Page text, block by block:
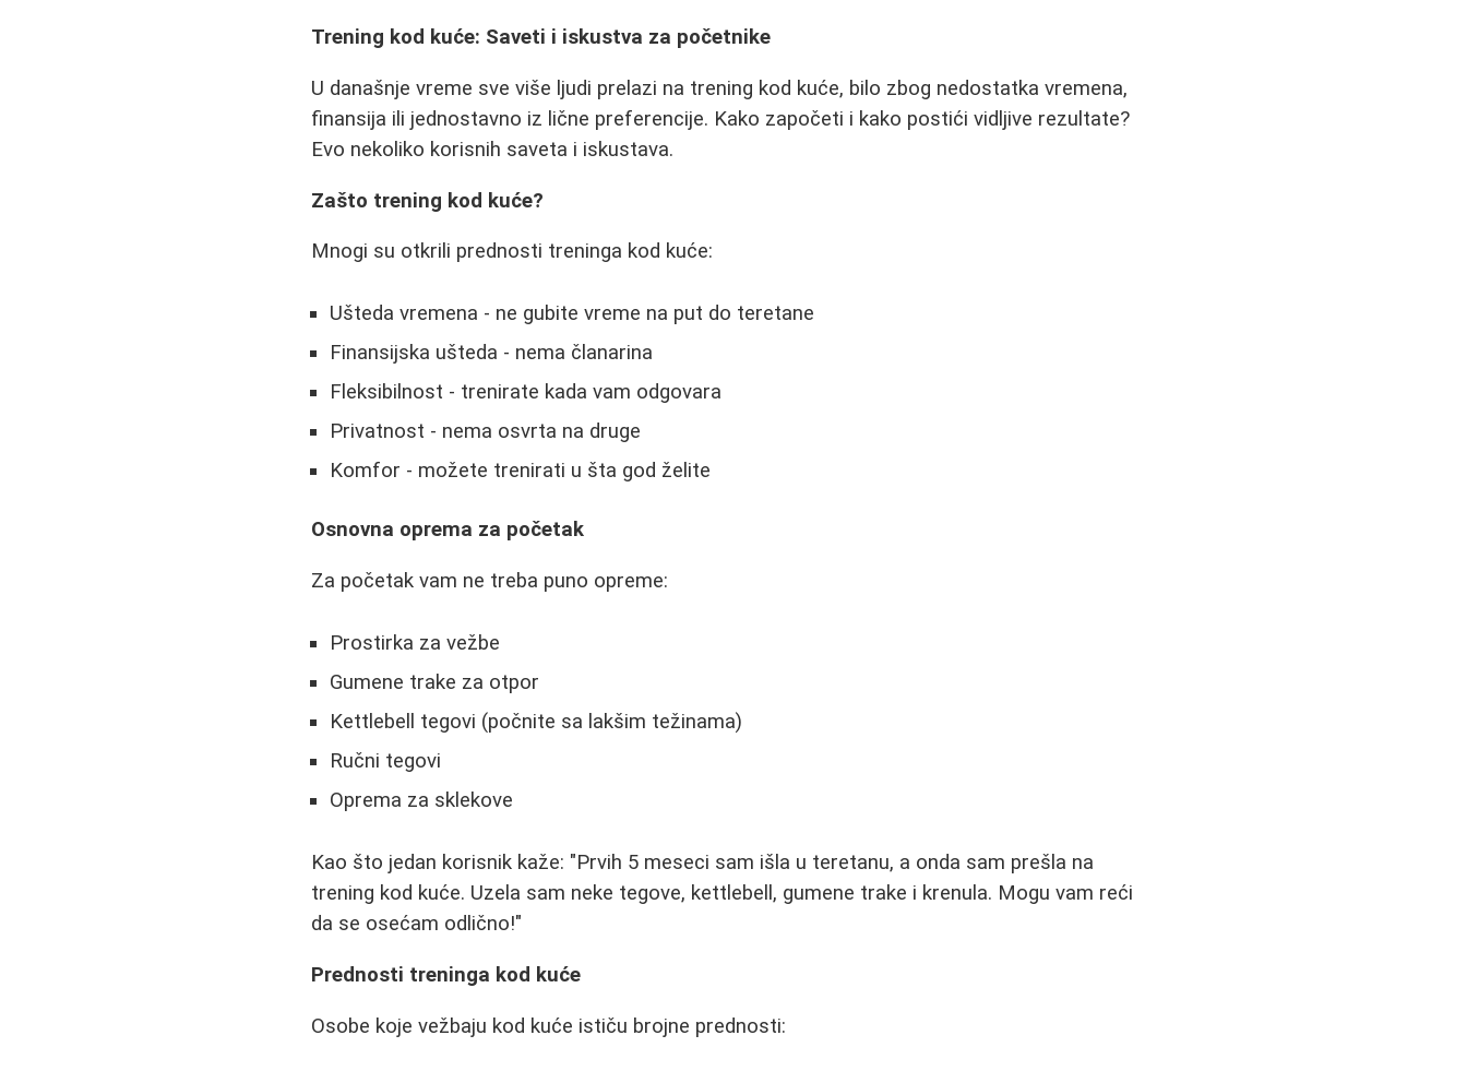
Trening kod kuće: Saveti i iskustva za početnike
U današnje vreme sve više ljudi prelazi na trening kod kuće, bilo zbog nedostatka vremena,
finansija ili jednostavno iz lične preferencije. Kako započeti i kako postići vidljive rezultate?
Evo nekoliko korisnih saveta i iskustava.
Zašto trening kod kuće?
Mnogi su otkrili prednosti treninga kod kuće:
Ušteda vremena - ne gubite vreme na put do teretane
Finansijska ušteda - nema članarina
Fleksibilnost - trenirate kada vam odgovara
Privatnost - nema osvrta na druge
Komfor - možete trenirati u šta god želite
Osnovna oprema za početak
Za početak vam ne treba puno opreme:
Prostirka za vežbe
Gumene trake za otpor
Kettlebell tegovi (počnite sa lakšim težinama)
Ručni tegovi
Oprema za sklekove
Kao što jedan korisnik kaže: "Prvih 5 meseci sam išla u teretanu, a onda sam prešla na
trening kod kuće. Uzela sam neke tegove, kettlebell, gumene trake i krenula. Mogu vam reći
da se osećam odlično!"
Prednosti treninga kod kuće
Osobe koje vežbaju kod kuće ističu brojne prednosti: